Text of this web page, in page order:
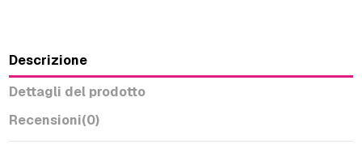
Descrizione
Dettagli del prodotto
Recensioni(0)